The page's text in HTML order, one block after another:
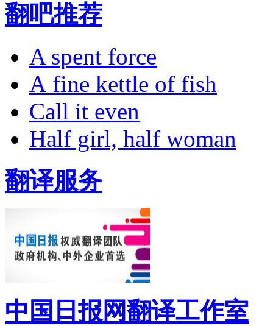
翻吧推荐
A spent force
A fine kettle of fish
Call it even
Half girl, half woman
翻译服务
中国日报网翻译工作室